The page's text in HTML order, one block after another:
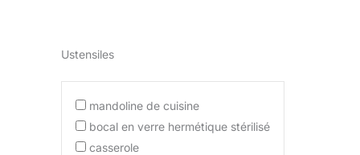
Ustensiles
mandoline de cuisine
bocal en verre hermétique stérilisé
casserole